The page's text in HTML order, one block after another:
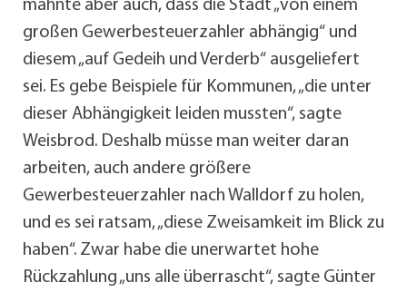
mahnte aber auch, dass die Stadt „von einem
großen Gewerbesteuerzahler abhängig“ und
diesem „auf Gedeih und Verderb“ ausgeliefert
sei. Es gebe Beispiele für Kommunen, „die unter
dieser Abhängigkeit leiden mussten“, sagte
Weisbrod. Deshalb müsse man weiter daran
arbeiten, auch andere größere
Gewerbesteuerzahler nach Walldorf zu holen,
und es sei ratsam, „diese Zweisamkeit im Blick zu
haben“. Zwar habe die unerwartet hohe
Rückzahlung „uns alle überrascht“, sagte Günter